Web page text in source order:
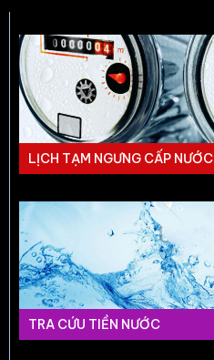
LỊCH TẠM NGƯNG CẤP NƯỚC
TRA CỨU TIỀN NƯỚC